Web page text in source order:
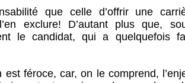
que celle d’offrir une
exclure! D’autant plus que,
le candidat, qui a quelquefois
est féroce, car, on le comprend,